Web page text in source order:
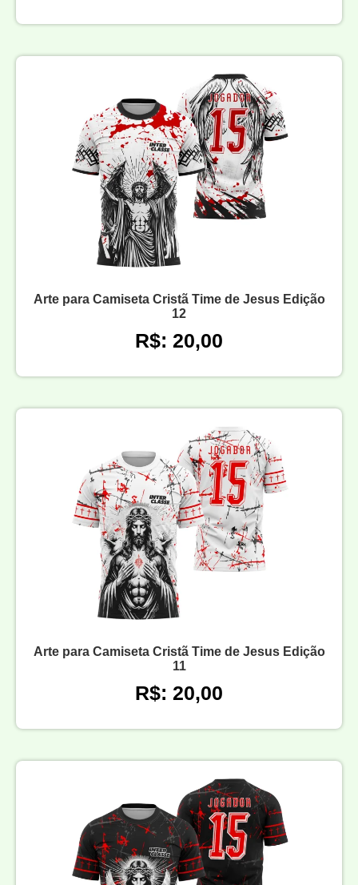
Arte para Camiseta Cristã Time de Jesus Edição
12
R$: 20,00
Arte para Camiseta Cristã Time de Jesus Edição
11
R$: 20,00